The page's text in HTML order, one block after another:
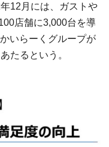
12月には、ガストや
店舗に3,000台を導
いらーくグループが
たるという。